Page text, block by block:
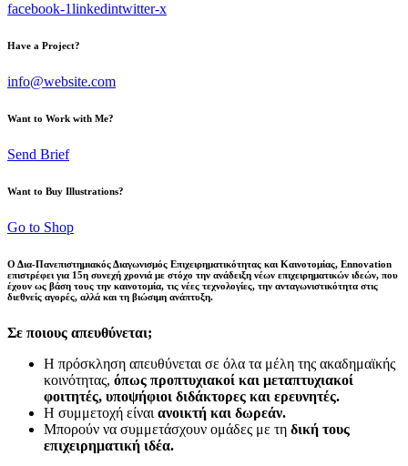
facebook-1linkedintwitter-x
Have a Project?
info@website.com
Want to Work with Me?
Send Brief
Want to Buy Illustrations?
Go to Shop
Ο Δια-Πανεπιστημιακός Διαγωνισμός Επιχειρηματικότητας και Καινοτομίας, Ennovation
επιστρέφει για 15η συνεχή χρονιά με στόχο την ανάδειξη νέων επιχειρηματικών ιδεών, που
έχουν ως βάση τους την καινοτομία, τις νέες τεχνολογίες, την ανταγωνιστικότητα στις
διεθνείς αγορές, αλλά και τη βιώσιμη ανάπτυξη.
Σε ποιους απευθύνεται;
H πρόσκληση απευθύνεται σε όλα τα μέλη της ακαδημαϊκής
κοινότητας, όπως προπτυχιακοί και μεταπτυχιακοί
φοιτητές, υποψήφιοι διδάκτορες και ερευνητές.
Η συμμετοχή είναι ανοικτή και δωρεάν.
Μπορούν να συμμετάσχουν ομάδες με τη δική τους
επιχειρηματική ιδέα.